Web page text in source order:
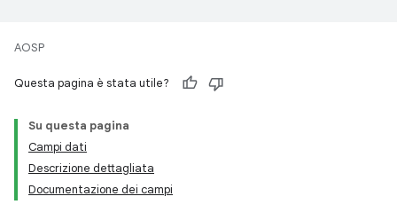
AOSP
Questa pagina è stata utile?
Su questa pagina
Campi dati
Descrizione dettagliata
Documentazione dei campi